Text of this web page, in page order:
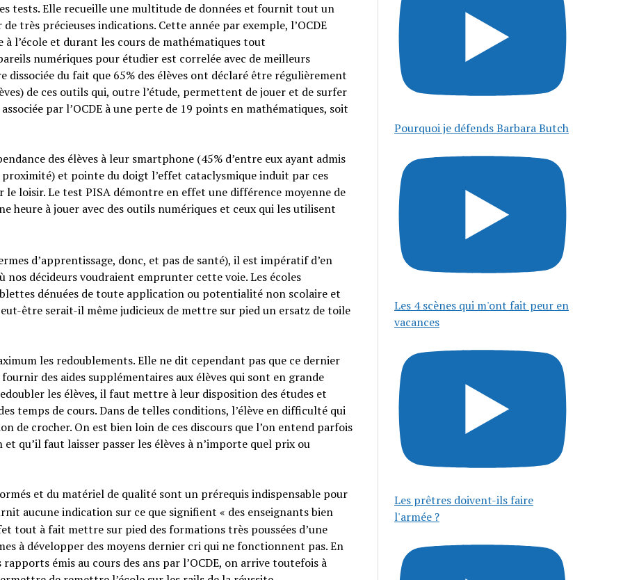
tests. Elle recueille une multitude de données et fournit tout un
très précieuses indications. Cette année par exemple, l’OCDE
l’école et durant les cours de mathématiques tout
numériques pour étudier est correlée avec de meilleurs
du fait que 65% des élèves ont déclaré être régulièrement
de ces outils qui, outre l’étude, permettent de jouer et de surfer
par l’OCDE à une perte de 19 points en mathématiques, soit
des élèves à leur smartphone (45% d’entre eux ayant admis
proximité) et pointe du doigt l’effet cataclysmique induit par ces
loisir. Le test PISA démontre en effet une différence moyenne de
heure à jouer avec des outils numériques et ceux qui les utilisent
d’apprentissage, donc, et pas de santé), il est impératif d’en
décideurs voudraient emprunter cette voie. Les écoles
dénuées de toute application ou potentialité non scolaire et
être serait-il même judicieux de mettre sur pied un ersatz de toile
les redoublements. Elle ne dit cependant pas que ce dernier
des aides supplémentaires aux élèves qui sont en grande
les élèves, il faut mettre à leur disposition des études et
temps de cours. Dans de telles conditions, l’élève en difficulté qui
de crocher. On est bien loin de ces discours que l’on entend parfois
qu’il faut laisser passer les élèves à n’importe quel prix ou
et du matériel de qualité sont un prérequis indispensable pour
aucune indication sur ce que signifient « des enseignants bien
tout à fait mettre sur pied des formations très poussées d’une
à développer des moyens dernier cri qui ne fonctionnent pas. En
émis au cours des ans par l’OCDE, on arrive toutefois à
Pourquoi je défends Barbara Butch
Les 4 scènes qui m'ont fait peur en
vacances
Les prêtres doivent-ils faire
l'armée ?